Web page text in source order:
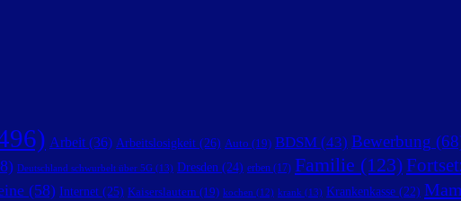
Arbeit (36) Arbeitslosigkeit (26) Auto (19) BDSM (43) Bewerbung
Deutschland schwurbelt über 5G (13) Dresden (24) erben (17) Familie (123)
(58) Internet (25) Kaiserslautern (19) kochen (12) krank (13) Krankenkasse (22)